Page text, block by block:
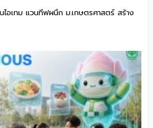
ไอเทม แวนทีฟผนึก ม.เกษตรศาสตร์ สร้าง